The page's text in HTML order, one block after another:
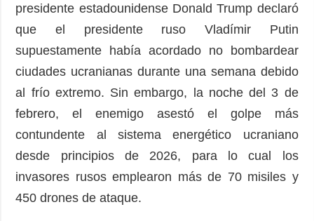
presidente estadounidense Donald Trump declaró
que el presidente ruso Vladímir Putin
supuestamente había acordado no bombardear
ciudades ucranianas durante una semana debido
al frío extremo. Sin embargo, la noche del 3 de
febrero, el enemigo asestó el golpe más
contundente al sistema energético ucraniano
desde principios de 2026, para lo cual los
invasores rusos emplearon más de 70 misiles y
450 drones de ataque.